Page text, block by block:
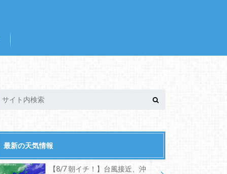
最新の天気情報
【8/7 朝イチ！】台風接近、沖